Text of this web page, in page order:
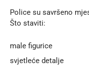
Police su savršeno
Što staviti:
male figurice
svjetleće detalje